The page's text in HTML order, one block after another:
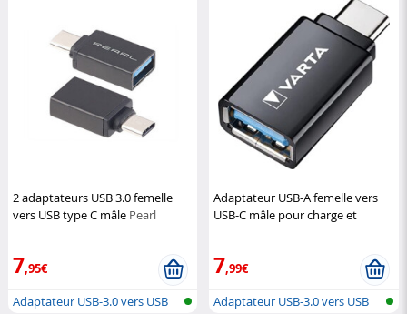
2 adaptateurs USB 3.0 femelle
vers USB type C mâle Pearl
7,95€
Adaptateur USB-3.0 vers USB
Adaptateur USB-A femelle vers
USB-C mâle pour charge et
7,99€
Adaptateur USB-3.0 vers USB